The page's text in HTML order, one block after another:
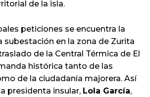
de la isla.
peticiones se encuentra la
subestación en la zona de Zurita
de la Central Térmica de El
histórica tanto de las
de la ciudadanía majorera. Así
presidenta insular, Lola García,